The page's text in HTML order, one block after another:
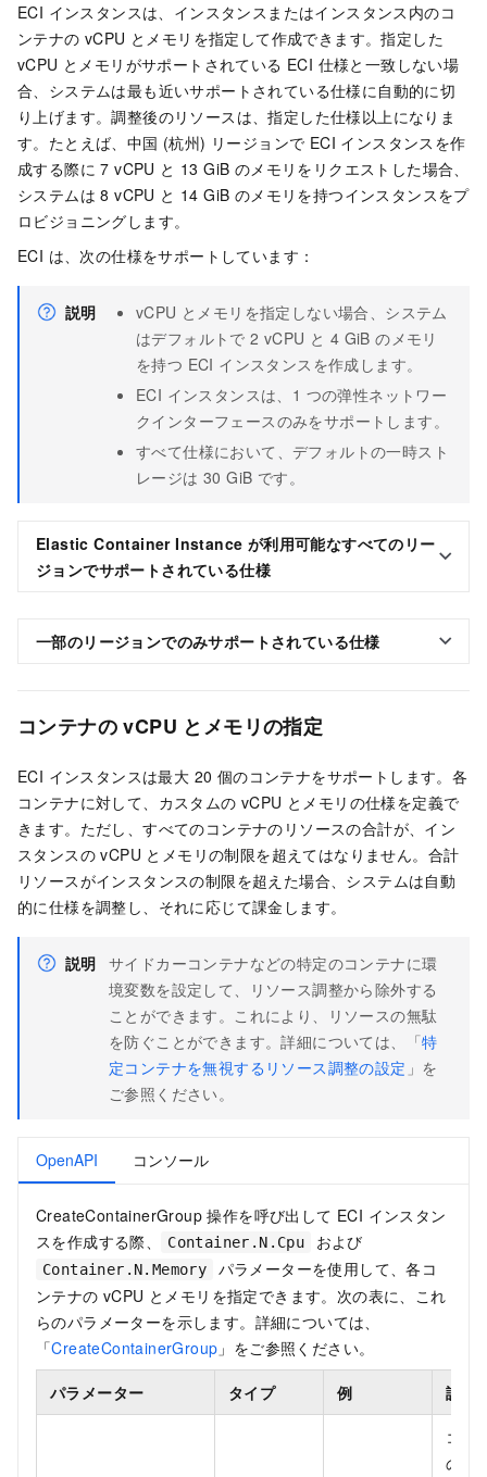
ECI インスタンスは、インスタンスまたはインスタンス内のコ
ンテナの vCPU とメモリを指定して作成できます。指定した
vCPU とメモリがサポートされている ECI 仕様と一致しない場
合、システムは最も近いサポートされている仕様に自動的に切
り上げます。調整後のリソースは、指定した仕様以上になりま
す。たとえば、中国 (杭州) リージョンで ECI インスタンスを作
成する際に 7 vCPU と 13 GiB のメモリをリクエストした場合、
システムは 8 vCPU と 14 GiB のメモリを持つインスタンスをプ
ロビジョニングします。
ECI は、次の仕様をサポートしています：
説明
vCPU とメモリを指定しない場合、システム
はデフォルトで 2 vCPU と 4 GiB のメモリ
を持つ ECI インスタンスを作成します。
ECI インスタンスは、1 つの弹性ネットワー
クインターフェースのみをサポートします。
すべて仕様において、デフォルトの一時スト
レージは 30 GiB です。
Elastic Container Instance が利用可能なすべてのリー
ジョンでサポートされている仕様
一部のリージョンでのみサポートされている仕様
コンテナの vCPU とメモリの指定
ECI インスタンスは最大 20 個のコンテナをサポートします。各
コンテナに対して、カスタムの vCPU とメモリの仕様を定義で
きます。ただし、すべてのコンテナのリソースの合計が、イン
スタンスの vCPU とメモリの制限を超えてはなりません。合計
リソースがインスタンスの制限を超えた場合、システムは自動
的に仕様を調整し、それに応じて課金します。
説明 サイドカーコンテナなどの特定のコンテナに環
境変数を設定して、リソース調整から除外する
ことができます。これにより、リソースの無駄
を防ぐことができます。詳細については、「特
定コンテナを無視するリソース調整の設定 」を
ご参照ください。
OpenAPI コンソール
CreateContainerGroup 操作を呼び出して ECI インスタン
スを作成する際、
Container.N.Cpu および
Container.N.Memory
パラメーターを使用して、各コ
ンテナの vCPU とメモリを指定できます。次の表に、これ
らのパラメーターを示します。詳細については、
「CreateContainerGroup 」をご参照ください。
パラメーター タイプ 例 説明
コン
の